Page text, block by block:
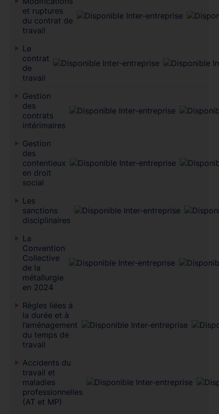
et ruptures
du contrat de
travail
Le
contrat
de
travail
Gestion
des
contrats
intérimaires
Gestion
des
contentieux
en droit
social
Les
sanctions
disciplinaires
La
Convention
Collective
de la
métallurgie
en 2024
Règles liées à
la durée et à
l’aménagement
du temps de
travail
Accidents du
travail et
maladies
professionnelles
(AT et MP)